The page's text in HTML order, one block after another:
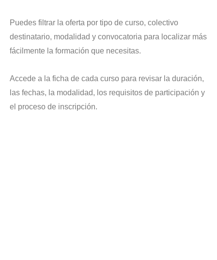
Puedes filtrar la oferta por tipo de curso, colectivo
destinatario, modalidad y convocatoria para localizar más
fácilmente la formación que necesitas.
Accede a la ficha de cada curso para revisar la duración,
las fechas, la modalidad, los requisitos de participación y
el proceso de inscripción.